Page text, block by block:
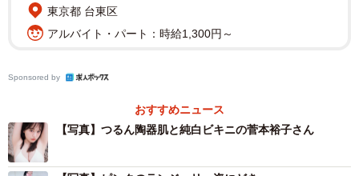
東京都 台東区
アルバイト・パート：時給1,300円～
Sponsored by
おすすめニュース
【写真】つるん陶器肌と純白ビキニの菅本裕子さん